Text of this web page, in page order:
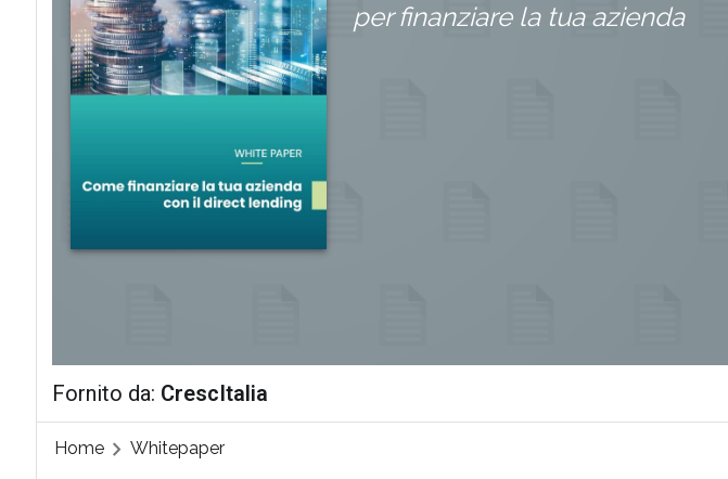
per finanziare la tua azienda
Fornito da: CrescItalia
Home Whitepaper